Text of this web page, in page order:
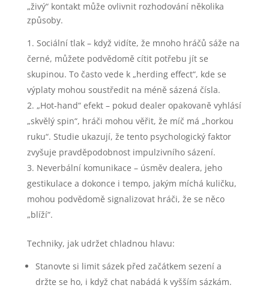
„živý“ kontakt může ovlivnit rozhodování několika
způsoby.
Sociální tlak – když vidíte, že mnoho hráčů sáže na
černé, můžete podvědomě cítit potřebu jít se
skupinou. To často vede k „herding effect“, kde se
výplaty mohou soustředit na méně sázená čísla.
„Hot‑hand“ efekt – pokud dealer opakovaně vyhlásí
„skvělý spin“, hráči mohou věřit, že míč má „horkou
ruku“. Studie ukazují, že tento psychologický faktor
zvyšuje pravděpodobnost impulzivního sázení.
Neverbální komunikace – úsměv dealera, jeho
gestikulace a dokonce i tempo, jakým míchá kuličku,
mohou podvědomě signalizovat hráči, že se něco
„blíží“.
Techniky, jak udržet chladnou hlavu:
Stanovte si limit sázek před začátkem sezení a
držte se ho, i když chat nabádá k vyšším sázkám.